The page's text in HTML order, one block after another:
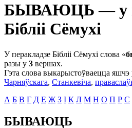
БЫВАЮЦЬ — у
Бібліі Сёмухі
У перакладзе Бібліі Сёмухі слова «
разы у 3 вершах.
Гэта слова выкарыстоўваецца яшчэ
Чарняўскага, Станкевіча,
А Б В Г Д Е Ж З І К Л М Н О П Р С
БЫВАЮЦЬ